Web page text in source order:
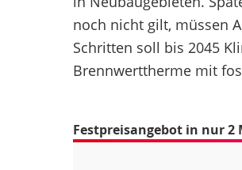
noch nicht gilt, müssen
Schritten soll bis 2045
Brennwerttherme mit
Festpreisangebot in nur